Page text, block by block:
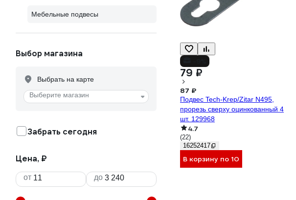
Мебельные подвесы
Выбор магазина
Выбрать на карте
Выберите магазин
Забрать сегодня
Цена, ₽
от до
79 ₽
87 ₽
Подвес Tech-Krep/Zitar N495,
прорезь сверху оцинкованный 4
шт. 129968
4.7
(22)
16252417
В корзину по 10